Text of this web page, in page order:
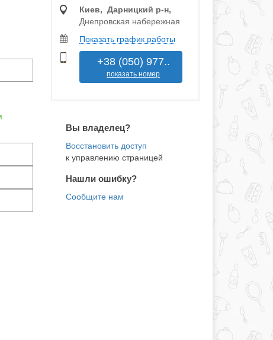
Киев, Дарницкий р‑н,
Днепровская набережная
Показать график работы
+38 (050) 977..
показать номер
Вы владелец?
к управлению страницей
Нашли ошибку?